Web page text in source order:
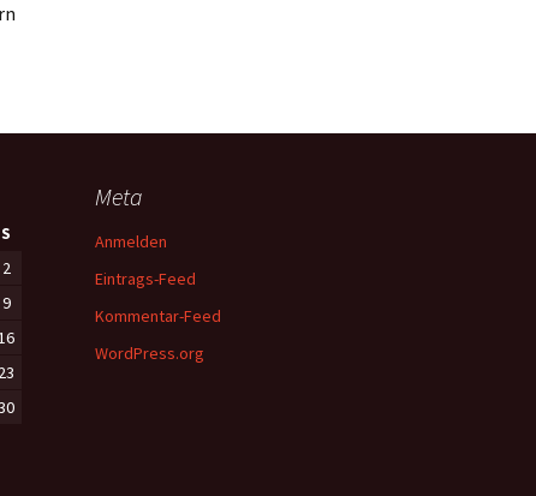
S
2
9
23
Meta
Anmelden
Eintrags-Feed
Kommentar-Feed
WordPress.org